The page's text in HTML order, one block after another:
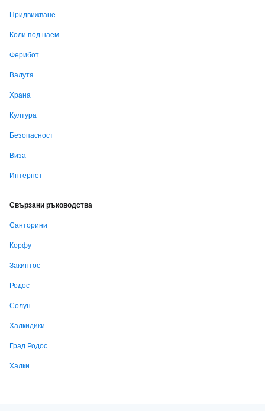
Придвижване
Коли под наем
Ферибот
Валута
Храна
Култура
Безопасност
Виза
Интернет
Свързани ръководства
Санторини
Корфу
Закинтос
Родос
Солун
Халкидики
Град Родос
Халки